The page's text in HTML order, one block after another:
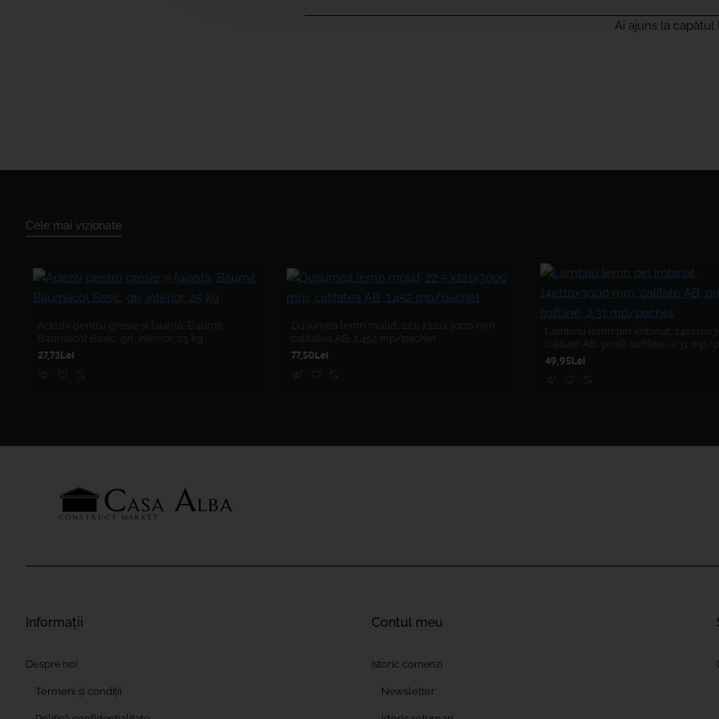
Ai ajuns la capătul
Cele mai vizionate
Adeziv pentru gresie și faianță, Baumit
27,73Lei
calitatea AB, 1.452 mp/pachet
77,50Lei
calitate AB, profil softline, 2.31 mp/
49,95Lei
Informații
Despre noi
Termeni și condiții
Contul meu
Istoric comenzi
Newsletter